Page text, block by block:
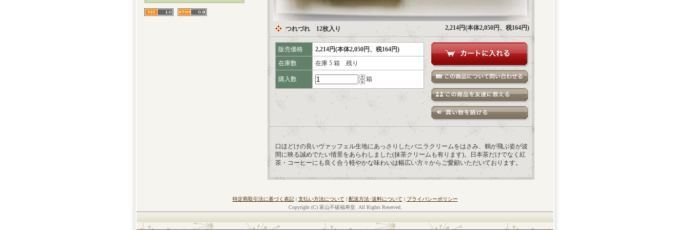
つれづれ 12枚入り 2,214円(本体2,050円、税164円)
販売価格
2,214円(本体2,050円、税164円)
在庫数
在庫 5 箱 残り
購入数 箱
口ほどけの良いヴァッフェル生地にあっさりしたバニラクリームをはさみ、鶴が飛ぶ姿が波
間に映る誠めでたい情景をあらわしました(抹茶クリームも有ります)。日本茶だけでなく紅
茶・コーヒーにも良く合う軽やかな味わいは幅広い方々からご愛顧いただいております。
特定商取引法に基づく表記| 支払い方法について | 配送方法･送料について | プライバシーポリシー
Copyright (C) 富山不破福寿堂. All Rights Reserved.